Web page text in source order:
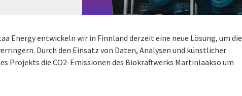
Energy entwickeln wir in Finnland derzeit eine neue Lösung, um die
Durch den Einsatz von Daten, Analysen und künstlicher
Projekts die CO2-Emissionen des Biokraftwerks Martinlaakso um